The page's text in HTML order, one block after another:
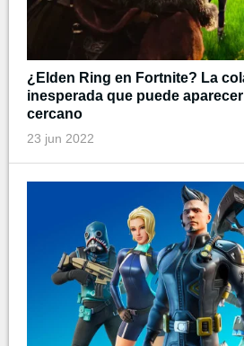
¿Elden Ring en Fortnite? La
inesperada que puede
cercano
23 jun 2022